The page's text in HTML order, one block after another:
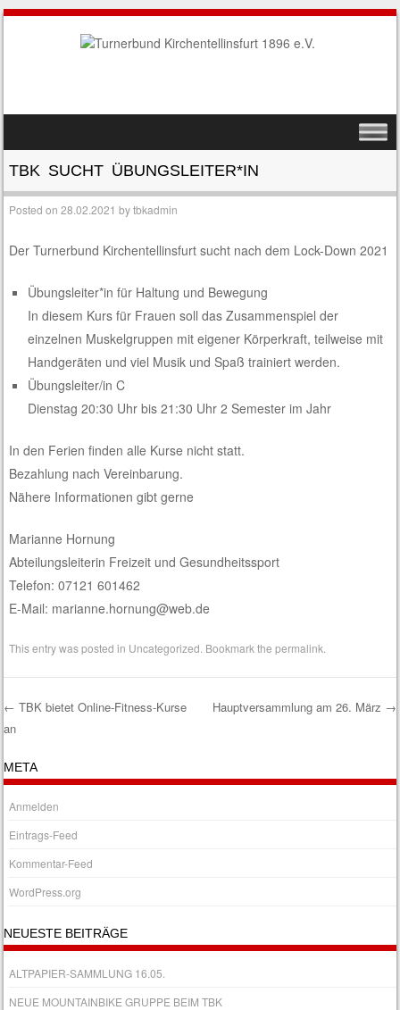
MENU
TBK SUCHT ÜBUNGSLEITER*IN
Posted on28.02.2021 bytbkadmin
Der Turnerbund Kirchentellinsfurt sucht nach dem Lock-Down 2021
Übungsleiter*in für Haltung und Bewegung
In diesem Kurs für Frauen soll das Zusammenspiel der
einzelnen Muskelgruppen mit eigener Körperkraft, teilweise mit
Handgeräten und viel Musik und Spaß trainiert werden.
Übungsleiter/in C
Dienstag 20:30 Uhr bis 21:30 Uhr 2 Semester im Jahr
In den Ferien finden alle Kurse nicht statt.
Bezahlung nach Vereinbarung.
Nähere Informationen gibt gerne
Marianne Hornung
Abteilungsleiterin Freizeit und Gesundheitssport
Telefon: 07121 601462
E-Mail: marianne.hornung@web.de
This entry was posted in Uncategorized . Bookmark thepermalink
Post navigation
← TBK bietet Online-Fitness-Kurse
an
Hauptversammlung am 26. März →
META
Anmelden
Eintrags-Feed
Kommentar-Feed
WordPress.org
NEUESTE BEITRÄGE
ALTPAPIER-SAMMLUNG 16.05.
NEUE MOUNTAINBIKE GRUPPE BEIM TBK